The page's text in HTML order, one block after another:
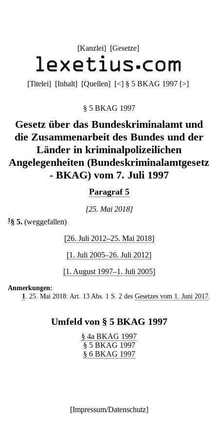
[Kanzlei] [Gesetze]
[Titelei] [Inhalt] [Quellen] [<] § 5 BKAG 1997 [>]
§ 5 BKAG 1997
Gesetz über das Bundeskriminalamt und
die Zusammenarbeit des Bundes und der
Länder in kriminalpolizeilichen
Angelegenheiten (Bundeskriminalamtgesetz
- BKAG) vom 7. Juli 1997
Paragraf 5
[25. Mai 2018]
1 § 5. (weggefallen)
[26. Juli 2012–25. Mai 2018]
[1. Juli 2005–26. Juli 2012]
[1. August 1997–1. Juli 2005]
Anmerkungen:
1
. 25. Mai 2018: Art. 13 Abs. 1 S. 2 des Gesetzes vom 1. Juni 2017.
Umfeld von § 5 BKAG 1997
§ 4a BKAG 1997
§ 5 BKAG 1997
§ 6 BKAG 1997
[Impressum/Datenschutz]